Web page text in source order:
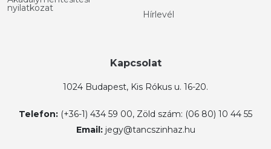
nyilatkozat
Hírlevél
Kapcsolat
1024 Budapest, Kis Rókus u. 16-20.
Telefon: (+36-1) 434 59 00, Zöld szám: (06 80) 10 44 55
Email: jegy@tancszinhaz.hu